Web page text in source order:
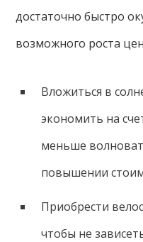
достаточно быстро
возможного роста
Вложиться в
экономить на
меньше
повышении
Приобрести
чтобы не